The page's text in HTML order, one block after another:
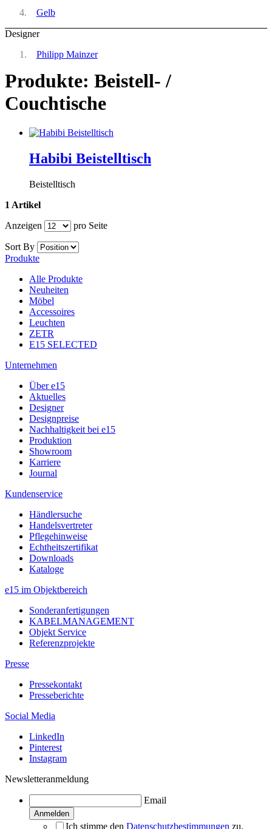
Gelb
Designer
Philipp Mainzer
Produkte: Beistell- /
Couchtische
Habibi Beistelltisch
Beistelltisch
1 Artikel
Anzeigen
pro Seite
Sort By
Produkte
Alle Produkte
Neuheiten
Möbel
Accessoires
Leuchten
ZETR
E15 SELECTED
Unternehmen
Über e15
Aktuelles
Designer
Designpreise
Nachhaltigkeit bei e15
Produktion
Showroom
Karriere
Journal
Kundenservice
Händlersuche
Handelsvertreter
Pflegehinweise
Echtheitszertifikat
Downloads
Kataloge
e15 im Objektbereich
Sonderanfertigungen
KABELMANAGEMENT
Objekt Service
Referenzprojekte
Presse
Pressekontakt
Presseberichte
Social Media
LinkedIn
Pinterest
Instagram
Newsletteranmeldung
Email
Ich stimme den Datenschutzbestimmungen zu.